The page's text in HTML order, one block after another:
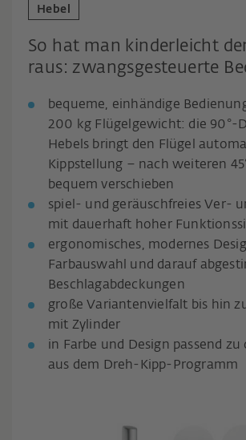
Hebel
So hat man kinderleicht
raus: zwangsgesteuerte
bequeme, einhändige
200 kg Flügelgewicht: die 90°-
Hebels bringt den Flügel
Kippstellung – nach weiteren
bequem verschieben
spiel- und geräuschfreies Ver-
mit dauerhaft hoher
ergonomisches, modernes
Farbauswahl und darauf
Beschlagabdeckungen
große Variantenvielfalt bis hin
mit Zylinder
in Farbe und Design passend zu
aus dem Dreh-Kipp-Programm